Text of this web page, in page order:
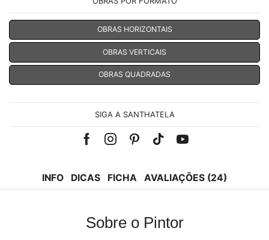
OBRAS HORIZONTAIS
OBRAS VERTICAIS
OBRAS QUADRADAS
SIGA A SANTHATELA
FacebookInstagramPinterest
Tik-Youtube
INFO DICAS FICHA AVALIAÇÕES (24)
Sobre o Pintor